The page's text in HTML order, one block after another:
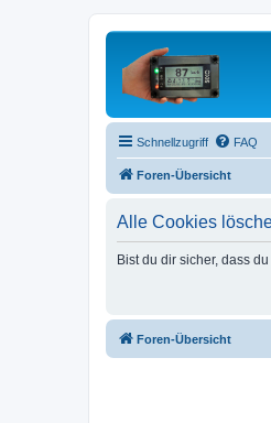
Schnellzugriff FAQ
Foren-Übersicht
Alle Cookies
Bist du dir sicher, dass
Foren-Übersicht